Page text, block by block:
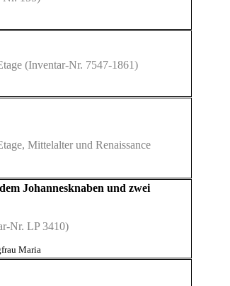
(Inventar-Nr. 7547-1861)
Mittelalter und Renaissance
Johannesknaben und zwei
Nr. LP 3410)
Maria